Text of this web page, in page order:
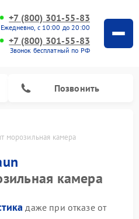
+7 (800) 301-55-83
Ежедневно, с 10:00 до 20:00
+7 (800) 301-55-83
Звонок бесплатный по РФ
Позвонить
морозильная камера
камера
даже при отказе от